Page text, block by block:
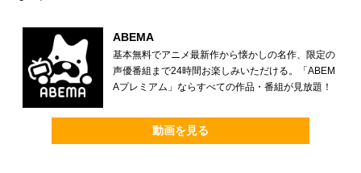
ABEMA
基本無料でアニメ最新作から懐かしの名作、限定の
声優番組まで24時間お楽しみいただける。「ABEM
Aプレミアム」ならすべての作品・番組が見放題！
動画を見る